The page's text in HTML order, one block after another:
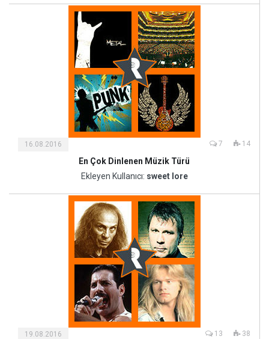
16.08.2016 7 14
En Çok Dinlenen Müzik Türü
Ekleyen Kullanıcı: sweet lore
19.08.2016 13 38